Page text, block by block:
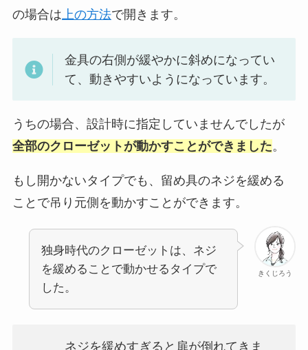
の場合は 上の方法で開きます。
金具の右側が緩やかに斜めになってい
て、動きやすいようになっています。
うちの場合、設計時に指定していませんでしたが
全部のクローゼットが動かすことができました。
もし開かないタイプでも、留め具のネジを緩める
ことで吊り元側を動かすことができます。
きくじろう
独身時代のクローゼットは、ネジ
を緩めることで動かせるタイプで
した。
ネジを緩めすぎると扉が倒れてきま